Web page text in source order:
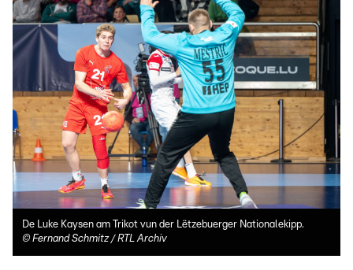
De Luke Kaysen am Trikot vun der Lëtzebuerger Nationalekipp.
© Fernand Schmitz / RTL Archiv